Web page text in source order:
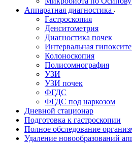
Аппаратная диагностика
Гастроскопия
Денситометрия
Диагностика почек
Интервальная
Колоноскопия
Полисомнография
УЗИ
УЗИ почек
ФГДС
ФГДС под наркозом
Дневной стационар
Подготовка к гастроскопии
Полное обследование
Удаление новообразований